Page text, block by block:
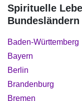
Spirituelle
Bundesländern
Baden-Württemberg
Bayern
Berlin
Brandenburg
Bremen